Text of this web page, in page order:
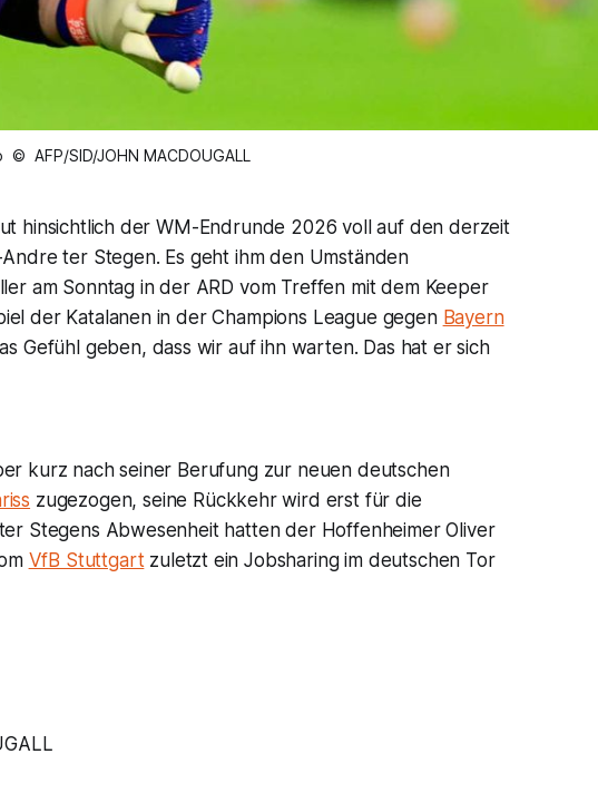
© AFP/SID/JOHN MACDOUGALL
hinsichtlich der WM-Endrunde 2026 voll auf den derzeit
ter Stegen. Es geht ihm den Umständen
am Sonntag in der ARD vom Treffen mit dem Keeper
der Katalanen in der Champions League gegen Bayern
Gefühl geben, dass wir auf ihn warten. Das hat er sich
kurz nach seiner Berufung zur neuen deutschen
zugezogen, seine Rückkehr wird erst für die
Stegens Abwesenheit hatten der Hoffenheimer Oliver
VfB Stuttgartzuletzt ein Jobsharing im deutschen Tor